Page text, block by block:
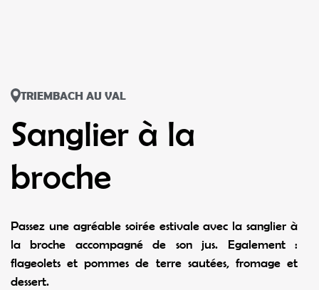
TRIEMBACH AU VAL
Sanglier à la
broche
Passez une agréable soirée estivale avec la sanglier à
la broche accompagné de son jus. Egalement :
flageolets et pommes de terre sautées, fromage et
dessert.